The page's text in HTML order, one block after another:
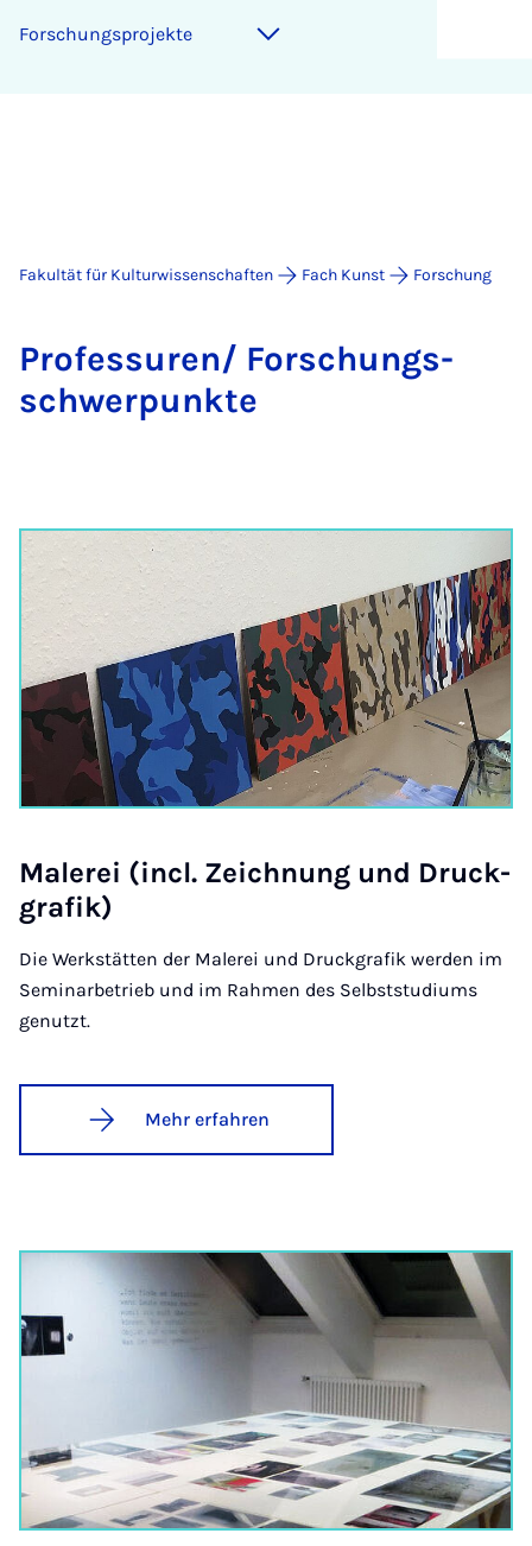
For­schungs­pro­jek­te
Fakultät für Kulturwissenschaften Fach Kunst Forschung
Pro­fes­su­ren/ For­schungs­
schwer­punk­te
Ma­le­rei (in­cl. Zeich­nung und Druck­
gra­fik)
Die Werkstätten der Malerei und Druckgrafik werden im
Seminarbetrieb und im Rahmen des Selbststudiums
genutzt.
Mehr erfahren